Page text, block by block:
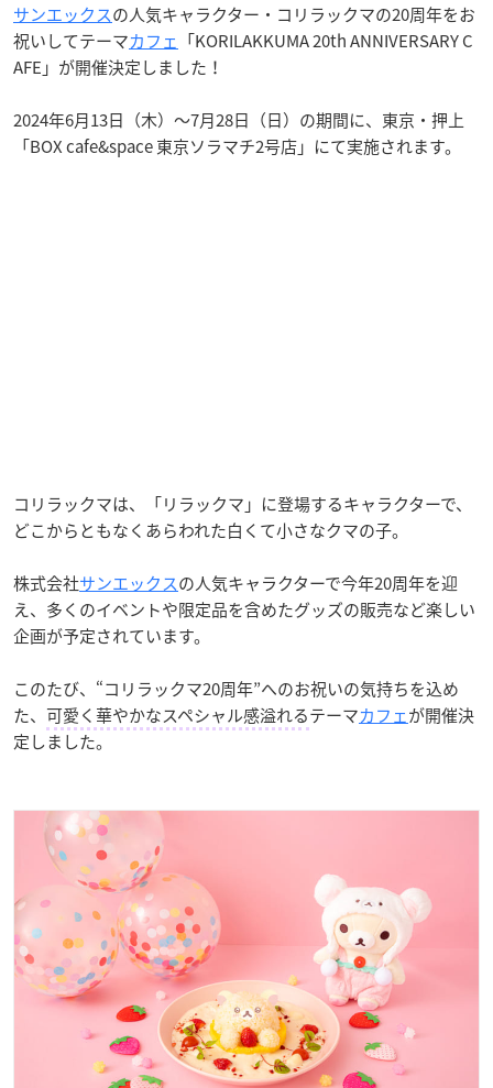
サンエックスの人気キャラクター・コリラックマの20周年をお
祝いしてテーマカフェ 「KORILAKKUMA 20th ANNIVERSARY C
AFE」が開催決定しました！
2024年6月13日（木）～7月28日（日）の期間に、東京・押上
「BOX cafe&space 東京ソラマチ2号店」にて実施されます。
コリラックマは、「リラックマ」に登場するキャラクターで、
どこからともなくあらわれた白くて小さなクマの子。
株式会社サンエックスの人気キャラクターで今年20周年を迎
え、多くのイベントや限定品を含めたグッズの販売など楽しい
企画が予定されています。
このたび、“コリラックマ20周年”へのお祝いの気持ちを込め
た、 可愛く華やかなスペシャル感溢れるテーマカフェが開催決
定しました。